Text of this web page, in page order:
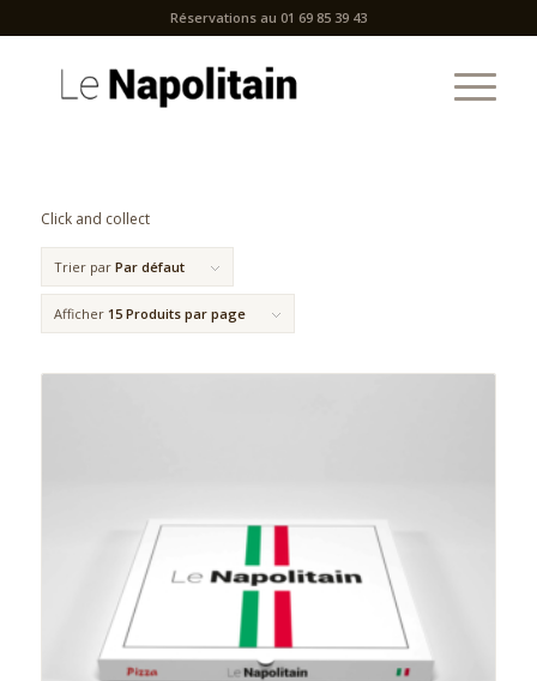
Réservations au 01 69 85 39 43
Click and collect
Trier par Par défaut
Afficher 15 Produits par page